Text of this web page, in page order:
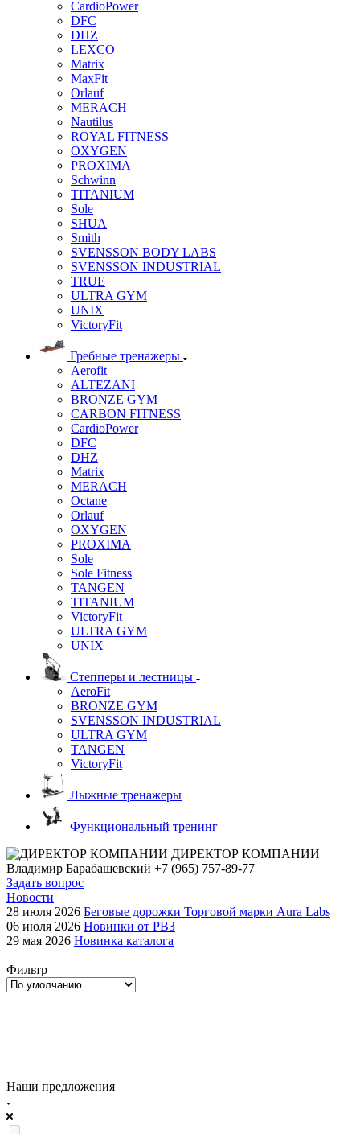
CardioPower
DFC
DHZ
LEXCO
Matrix
MaxFit
Orlauf
MERACH
Nautilus
ROYAL FITNESS
OXYGEN
PROXIMA
Schwinn
TITANIUM
Sole
SHUA
Smith
SVENSSON BODY LABS
SVENSSON INDUSTRIAL
TRUE
ULTRA GYM
UNIX
VictoryFit
Гребные тренажеры
Aerofit
ALTEZANI
BRONZE GYM
CARBON FITNESS
CardioPower
DFC
DHZ
Matrix
MERACH
Octane
Orlauf
OXYGEN
PROXIMA
Sole
Sole Fitness
TANGEN
TITANIUM
VictoryFit
ULTRA GYM
UNIX
Степперы и лестницы
AeroFit
BRONZE GYM
SVENSSON INDUSTRIAL
ULTRA GYM
TANGEN
VictoryFit
Лыжные тренажеры
Функциональный тренинг
ДИРЕКТОР КОМПАНИИ
Владимир Барабашевский +7 (965) 757-89-77
Задать вопрос
Новости
28 июля 2026 Беговые дорожки Торговой марки Aura Labs
06 июля 2026 Новинки от РВЗ
29 мая 2026 Новинка каталога
Фильтр
Наши предложения